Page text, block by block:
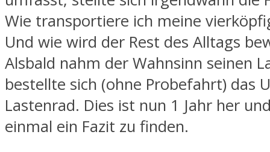
Wie transportiere ich meine
Und wie wird der Rest des Alltags
Alsbald nahm der Wahnsinn seinen
bestellte sich (ohne Probefahrt) das
Lastenrad. Dies ist nun 1 Jahr her
einmal ein Fazit zu finden.